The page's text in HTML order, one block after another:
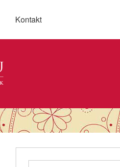
Kontakt